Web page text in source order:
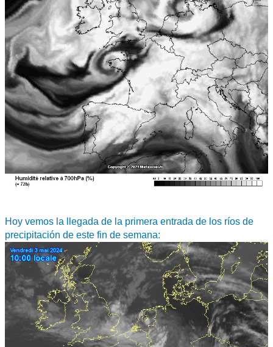
Hoy vemos la llegada de la primera entrada de los ríos de
precipitación de este fin de semana: